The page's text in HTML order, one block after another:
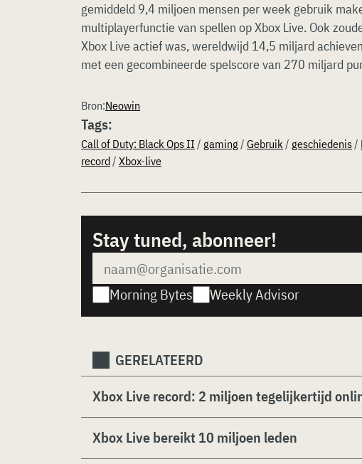
gemiddeld 9,4 miljoen mensen per week gebruik
multiplayerfunctie van spellen op Xbox Live. Ook
Xbox Live actief was, wereldwijd 14,5 miljard
met een gecombineerde spelscore van 270 miljard
Bron:Neowin
Tags:
Call of Duty: Black Ops II / gaming/ Gebruik/ geschiedenis/
record/ Xbox-live
Stay tuned, abonneer!
Morning Bytes Weekly Advisor
GERELATEERD
Xbox Live record: 2 miljoen tegelijkertijd
Xbox Live bereikt 10 miljoen leden